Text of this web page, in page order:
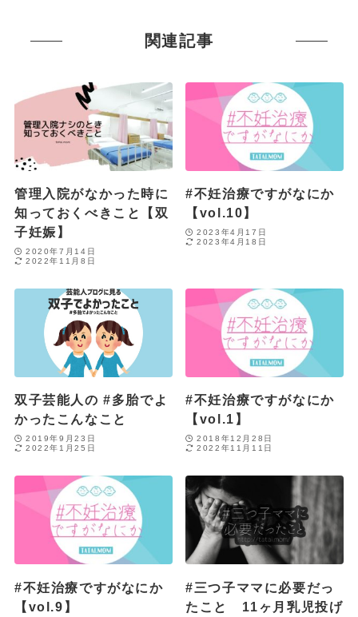
関連記事
管理入院がなかった時に
知っておくべきこと【双
子妊娠】
2020年7月14日
2022年11月8日
#不妊治療ですがなにか
【vol.10】
2023年4月17日
2023年4月18日
双子芸能人の #多胎でよ
かったこんなこと
2019年9月23日
2022年1月25日
#不妊治療ですがなにか
【vol.1】
2018年12月28日
2022年11月11日
#不妊治療ですがなにか
【vol.9】
#三つ子ママに必要だっ
たこと 11ヶ月乳児投げ